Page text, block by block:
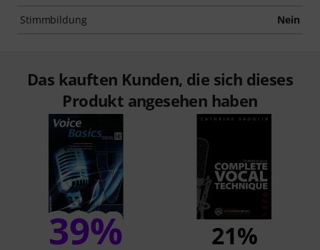
Stimmbildung Nein
Das kauften Kunden, die sich dieses
Produkt angesehen haben
39% 21%